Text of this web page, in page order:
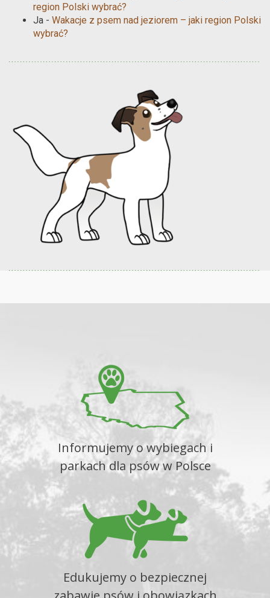
region Polski wybrać?
Ja - Wakacje z psem nad jeziorem – jaki region Polski
wybrać?
Informujemy o wybiegach i
parkach dla psów w Polsce
Edukujemy o bezpiecznej